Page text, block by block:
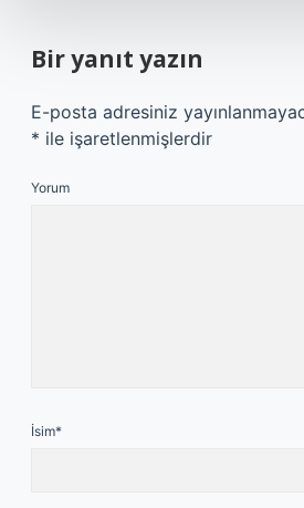
Bir yanıt yazın
E-posta adresiniz
* ile işaretlenmişlerdir
Yorum
İsim*